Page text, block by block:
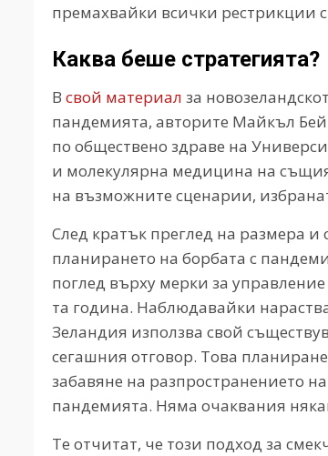
премахвайки всички рестрикции
Каква беше стратегията?
В свой материал за
пандемията, авторите Майкъл
по обществено здраве на
и молекулярна медицина на същия
на възможните сценарии,
След кратък преглед на размера
планирането на борбата с
поглед върху мерки за
та година. Наблюдавайки
Зеландия използва свой
сегашния отговор. Това
забавяне на разпространението
пандемията. Няма очаквания
Те отчитат, че този подход за